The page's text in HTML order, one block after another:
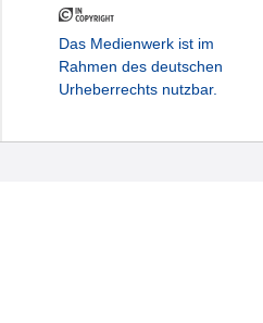
Das Medienwerk ist im
Rahmen des deutschen
Urheberrechts nutzbar.